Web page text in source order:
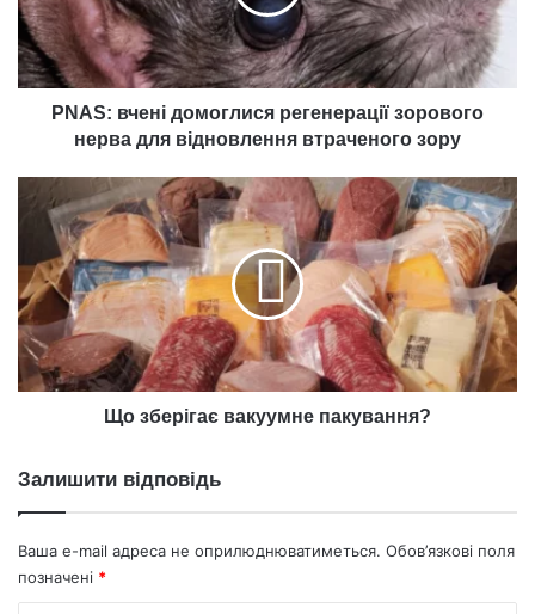
нерва
для
відновлення
втраченого
PNAS: вчені домоглися регенерації зорового
нерва для відновлення втраченого зору
зберігає
вакуумне
пакування?
Що зберігає вакуумне пакування?
Залишити відповідь
Ваша e-mail адреса не оприлюднюватиметься. Обов’язкові поля
позначені *